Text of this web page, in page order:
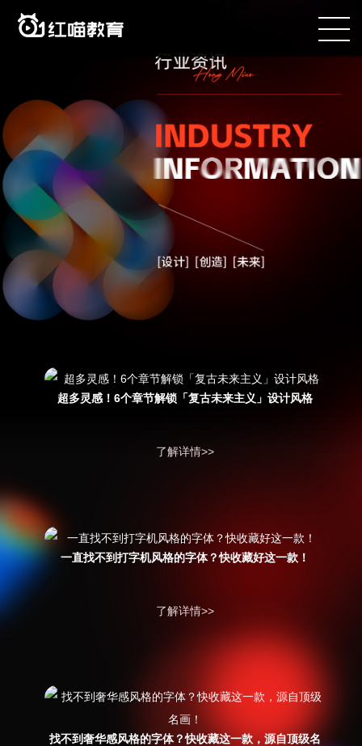
超多灵感！6个章节解锁「复古未来主义」设计风格
了解详情>>
一直找不到打字机风格的字体？快收藏好这一款！
了解详情>>
找不到奢华感风格的字体？快收藏这一款，源自顶级名